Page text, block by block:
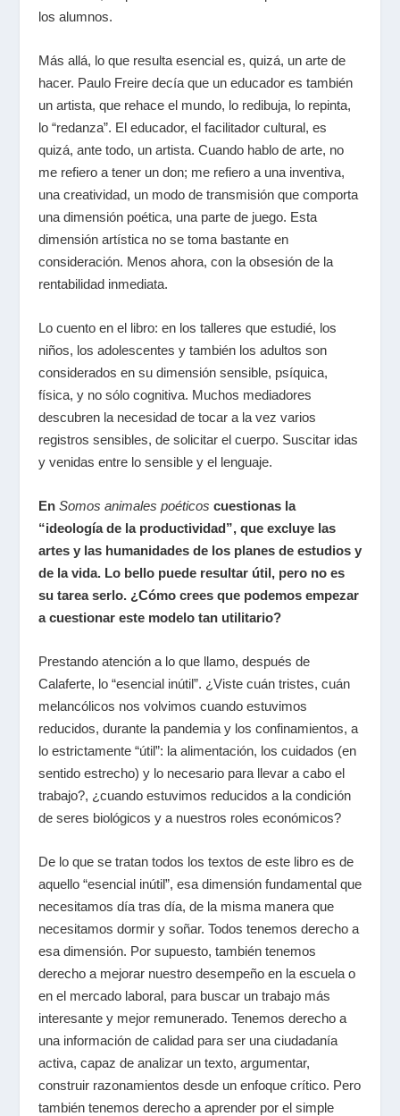
los alumnos.
Más allá, lo que resulta esencial es, quizá, un arte de
hacer. Paulo Freire decía que un educador es también
un artista, que rehace el mundo, lo redibuja, lo repinta,
lo “redanza”. El educador, el facilitador cultural, es
quizá, ante todo, un artista. Cuando hablo de arte, no
me refiero a tener un don; me refiero a una inventiva,
una creatividad, un modo de transmisión que comporta
una dimensión poética, una parte de juego. Esta
dimensión artística no se toma bastante en
consideración. Menos ahora, con la obsesión de la
rentabilidad inmediata.
Lo cuento en el libro: en los talleres que estudié, los
niños, los adolescentes y también los adultos son
considerados en su dimensión sensible, psíquica,
física, y no sólo cognitiva. Muchos mediadores
descubren la necesidad de tocar a la vez varios
registros sensibles, de solicitar el cuerpo. Suscitar idas
y venidas entre lo sensible y el lenguaje.
En Somos animales poéticos cuestionas la
“ideología de la productividad”, que excluye las
artes y las humanidades de los planes de estudios y
de la vida. Lo bello puede resultar útil, pero no es
su tarea serlo. ¿Cómo crees que podemos empezar
a cuestionar este modelo tan utilitario?
Prestando atención a lo que llamo, después de
Calaferte, lo “esencial inútil”. ¿Viste cuán tristes, cuán
melancólicos nos volvimos cuando estuvimos
reducidos, durante la pandemia y los confinamientos, a
lo estrictamente “útil”: la alimentación, los cuidados (en
sentido estrecho) y lo necesario para llevar a cabo el
trabajo?, ¿cuando estuvimos reducidos a la condición
de seres biológicos y a nuestros roles económicos?
De lo que se tratan todos los textos de este libro es de
aquello “esencial inútil”, esa dimensión fundamental que
necesitamos día tras día, de la misma manera que
necesitamos dormir y soñar. Todos tenemos derecho a
esa dimensión. Por supuesto, también tenemos
derecho a mejorar nuestro desempeño en la escuela o
en el mercado laboral, para buscar un trabajo más
interesante y mejor remunerado. Tenemos derecho a
una información de calidad para ser una ciudadanía
activa, capaz de analizar un texto, argumentar,
construir razonamientos desde un enfoque crítico. Pero
también tenemos derecho a aprender por el simple